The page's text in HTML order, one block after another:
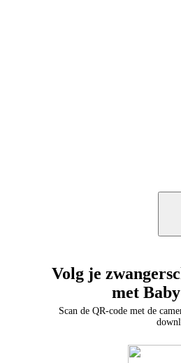
Volg je
met
Scan de QR-code met de